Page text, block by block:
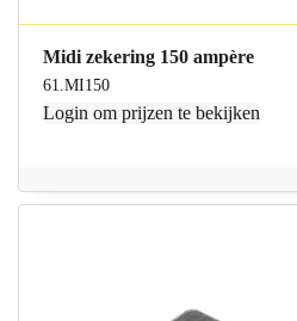
Midi zekering 150 ampère
61.MI150
Login om prijzen te bekijken